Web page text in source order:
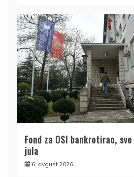
Fond za OSI bankrotirao,
jula
6. avgust 2026.